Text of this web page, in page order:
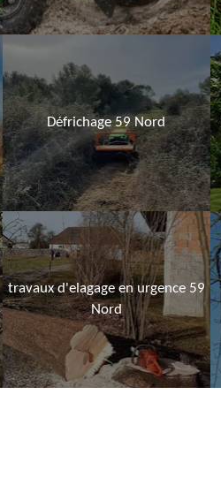
Défrichage 59 Nord
travaux d'elagage en urgence 59
Nord